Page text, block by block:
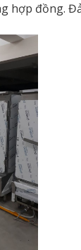
hợp đồng.